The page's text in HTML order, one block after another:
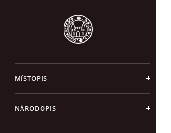
MÍSTOPIS
NÁRODOPIS